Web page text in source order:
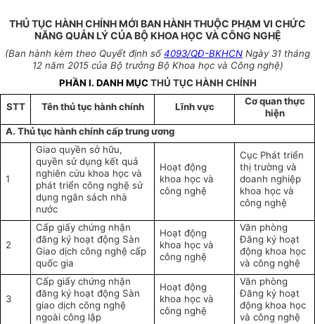
THỦ TỤC HÀNH CHÍNH MỚI BAN HÀNH THUỘC PHẠM VI CHỨC
NĂNG QUẢN LÝ CỦA BỘ KHOA HỌC VÀ CÔNG NGHỆ
(Ban hành kèm theo Quyết định số4093/QĐ-BKHCN Ngày 31 tháng
12 năm 2015 của Bộ trưởng Bộ Khoa học và Công nghệ)
PHẦN I. DANH MỤCTHỦ TỤC HÀNH CHÍNH
STT Tên thủ tục hành chính Lĩnh vực Cơ quan thực
hiện
A. Thủ tục hành chính cấp trung ương
1
Giao quyền sở hữu,
quyền sử dụng kết quả
nghiên cứu khoa học và
phát triển công nghệ sử
dụng ngân sách nhà
nước
Hoạt động
khoa học và
công nghệ
Cục Phát triển
thị trường và
doanh nghiệp
khoa học và
công nghệ
2
Cấp giấy chứng nhận
đăng ký hoạt động Sàn
Giao dịch công nghệ cấp
quốc gia
Hoạt động
khoa học và
công nghệ
Văn phòng
Đăng ký hoạt
động khoa học
và công nghệ
3
Cấp giấy chứng nhận
đăng ký hoạt động Sàn
giao dịch công nghệ
ngoài công lập
Hoạt động
khoa học và
công nghệ
Văn phòng
Đăng ký hoạt
động khoa học
và công nghệ